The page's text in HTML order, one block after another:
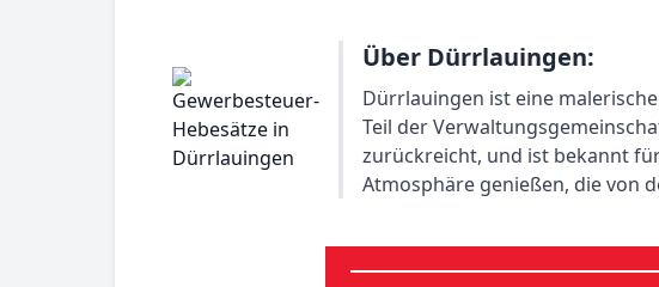
Über Dürrlauingen:
Dürrlauingen ist eine
Teil der
zurückreicht, und ist bekannt
Atmosphäre genießen, die von